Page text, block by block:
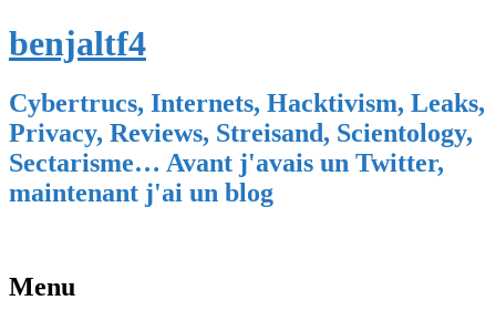
benjaltf4
Cybertrucs, Internets, Hacktivism, Leaks,
Privacy, Reviews, Streisand, Scientology,
Sectarisme… Avant j'avais un Twitter,
maintenant j'ai un blog
Menu